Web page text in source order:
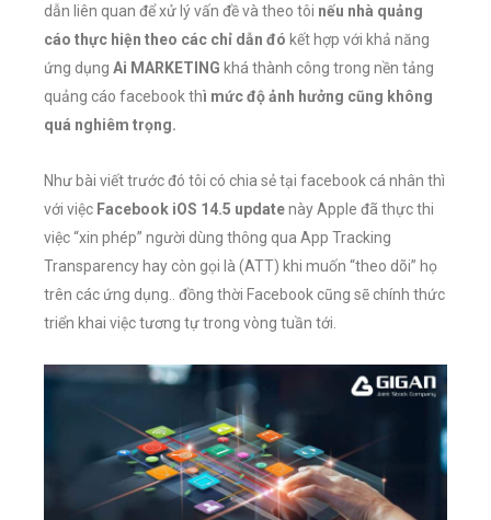
dẫn liên quan để xử lý vấn đề và theo tôi nếu nhà quảng
cáo thực hiện theo các chỉ dẫn đó kết hợp với khả năng
ứng dụng Ai MARKETING khá thành công trong nền tảng
quảng cáo facebookthì mức độ ảnh hưởng cũng không
quá nghiêm trọng.
Như bài viết trước đó tôi có chia sẻ tại facebook cá nhân thì
với việc Facebook iOS 14.5 updatenày Apple đã thực thi
việc “xin phép” người dùng thông qua App Tracking
Transparency hay còn gọi là (ATT) khi muốn “theo dõi” họ
trên các ứng dụng.. đồng thời Facebook cũng sẽ chính thức
triển khai việc tương tự trong vòng tuần tới.